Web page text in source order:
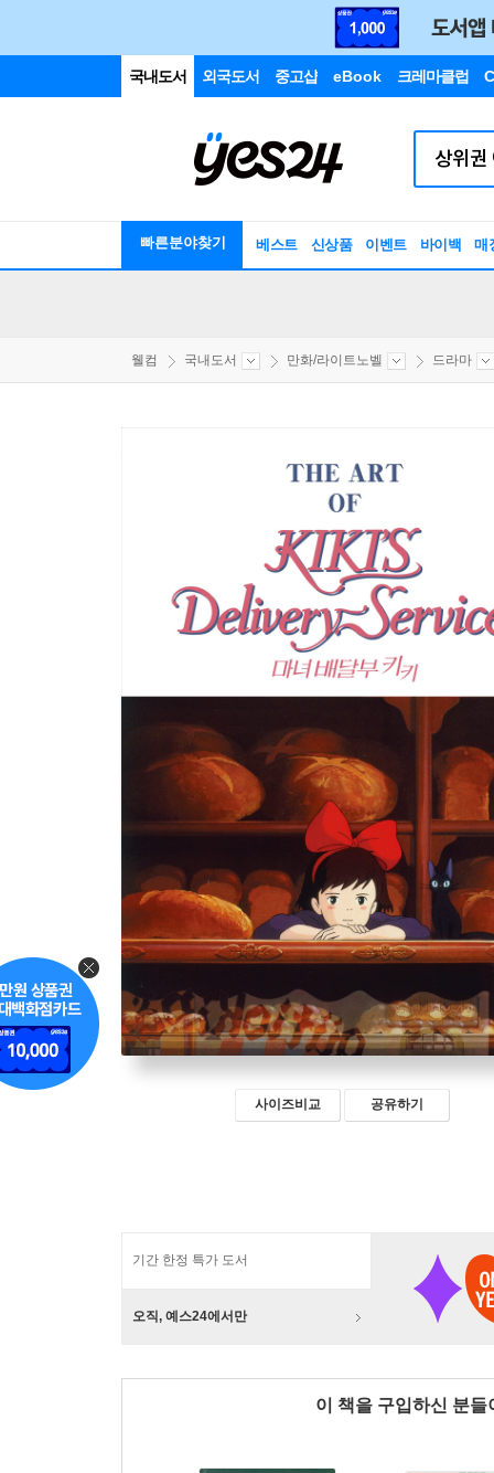
국내도서 외국도서 중고샵 eBook 크레마클럽
빠른분야찾기 베스트 신상품 이벤트 바이백 매
웰컴 국내도서 만화/라이트노벨 드라마
사이즈비교 공유하기
기간 한정 특가 도서
오직, 예스24에서만
이 책을 구입하신 분